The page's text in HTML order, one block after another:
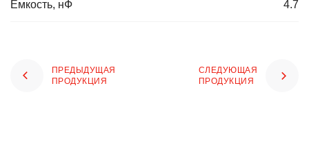
Емкость, нФ 4.7
ПРЕДЫДУЩАЯ
ПРОДУКЦИЯ
СЛЕДУЮЩАЯ
ПРОДУКЦИЯ